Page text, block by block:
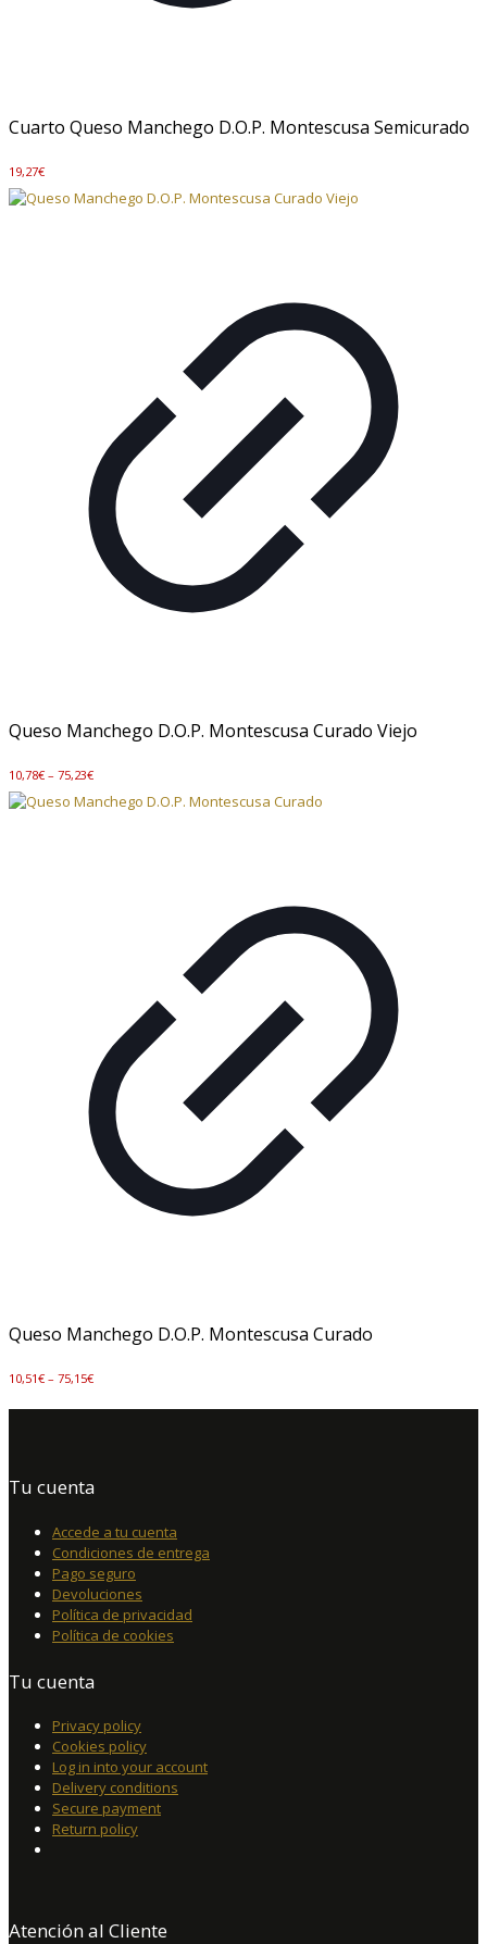
Cuarto Queso Manchego D.O.P. Montescusa Semicurado
19,27€
Queso Manchego D.O.P. Montescusa Curado Viejo
10,78€ – 75,23€
Queso Manchego D.O.P. Montescusa Curado
10,51€ – 75,15€
Tu cuenta
Accede a tu cuenta
Condiciones de entrega
Pago seguro
Devoluciones
Política de privacidad
Política de cookies
Tu cuenta
Privacy policy
Cookies policy
Log in into your account
Delivery conditions
Secure payment
Return policy
Atención al Cliente